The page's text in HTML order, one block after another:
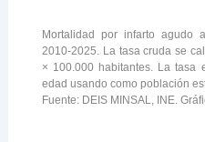
Mortalidad por infarto agudo
2010-2025. La tasa cruda se
× 100.000 habitantes. La tasa
edad usando como población
Fuente: DEIS MINSAL, INE.